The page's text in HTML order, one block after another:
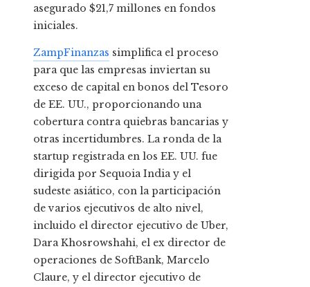
asegurado $21,7 millones en fondos
iniciales.
ZampFinanzas simplifica el proceso
para que las empresas inviertan su
exceso de capital en bonos del Tesoro
de EE. UU., proporcionando una
cobertura contra quiebras bancarias y
otras incertidumbres. La ronda de la
startup registrada en los EE. UU. fue
dirigida por Sequoia India y el
sudeste asiático, con la participación
de varios ejecutivos de alto nivel,
incluido el director ejecutivo de Uber,
Dara Khosrowshahi, el ex director de
operaciones de SoftBank, Marcelo
Claure, y el director ejecutivo de